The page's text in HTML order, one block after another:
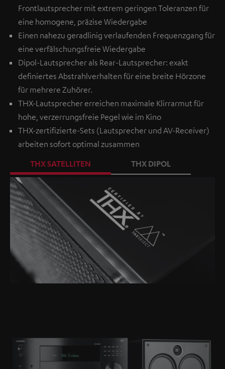
Frontlautsprecher mit extrem geringen Toleranzen für
eine homogene, präzise Wiedergabe
Einen nahezu geradlinig verlaufenden Frequenzgang für
eine verfälschungsfreie Wiedergabe
Dipol-Lautsprecher als Rear-Lautsprecher: exakt
definiertes Abstrahlverhalten für eine breite Hörzone
für mehrere Zuhörer.
THX-Lautsprecher erreichen maximale Klirrarmut für
hohe, verzerrungsfreie Pegel wie im Kino
THX-zertifizierte-Sets (Lautsprecher und AV-Receiver)
arbeiten sofort optimal zusammen
THX SATELLITEN
THX DIPOL